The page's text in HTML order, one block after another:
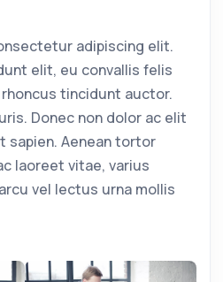
adipiscing elit.
elit, eu convallis felis
tincidunt auctor.
Donec non dolor ac elit
sapien. Aenean tortor
laoreet vitae, varius
vel lectus urna mollis